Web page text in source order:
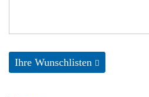
Ihre Wunschlisten